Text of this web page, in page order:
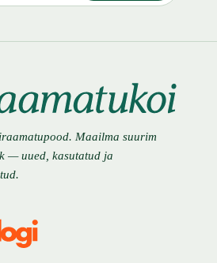
Maailma suurim
— uued, kasutatud ja